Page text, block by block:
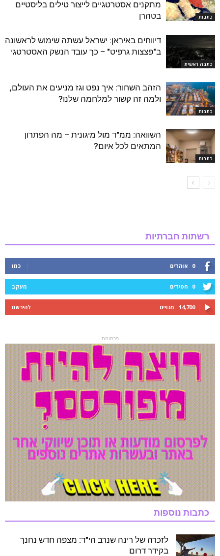
כתבות
מתקנים אסטרטגיים לייצור טילים בליסטיים
בטהרן
כתבה ראשית
דיווחים באיראן: ישראל עשתה שימוש לראשונה
ב"פצצות גרפיט" – כך עובד הנשק האסטרטגי
כתבות
הזהב השחור: איך נפט וגז מניעים את העולם,
ולמה זה קשור למלחמה שלנו?
כתבות
השוואה: ממ"ד מול מיגונית – מה הפתרון
המתאים לכל איום?
רשתות חברתיות
0 אוהדים כמו
0 חסידים מעקב
14,700 מנויים להירשם
- פרסומת -
כתבות נוספות
לזכרה של רינה שנרב הי"ד: מצפה חדש נחנך
בקידר דרום